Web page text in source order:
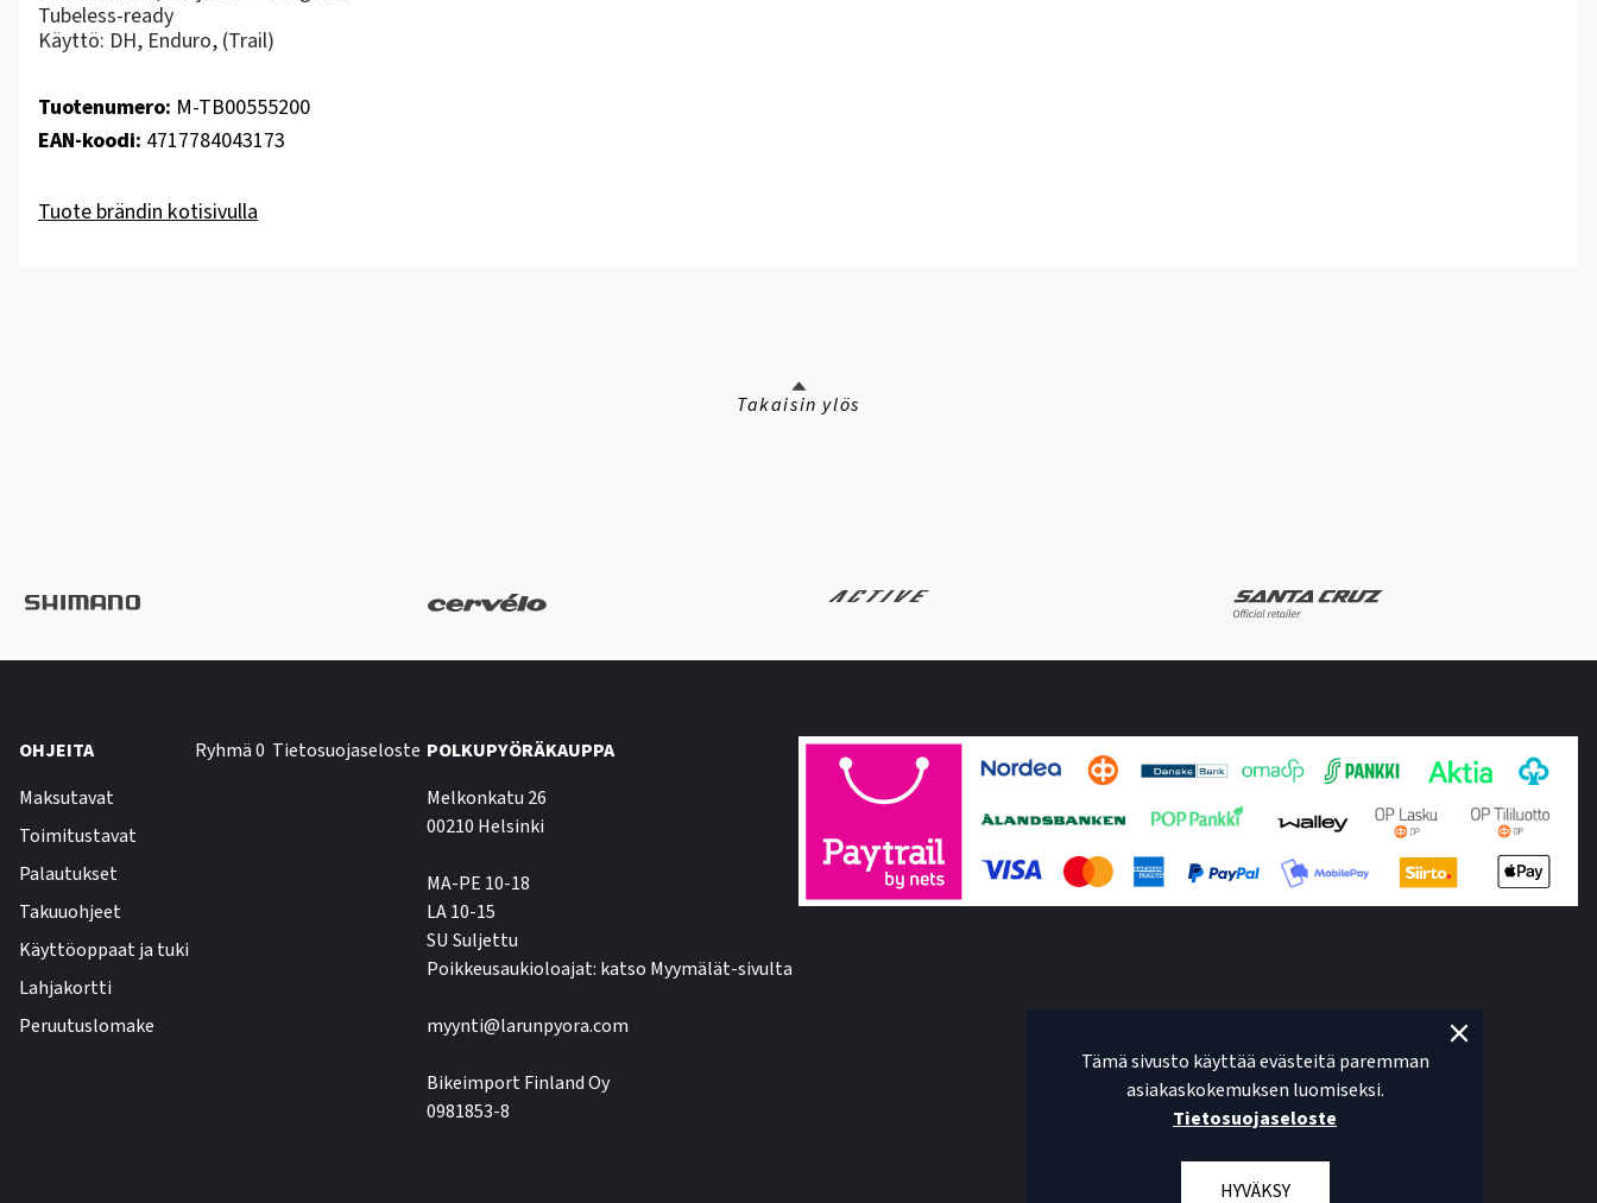
Tubeless-ready
Käyttö: DH, Enduro, (Trail)
Tuotenumero: M-TB00555200
EAN-koodi: 4717784043173
Tuote brändin kotisivulla
Takaisin ylös
OHJEITA
Maksutavat
Toimitustavat
Palautukset
Takuuohjeet
Käyttöoppaat ja tuki
Lahjakortti
Peruutuslomake
Ryhmä 0 Tietosuojaseloste POLKUPYÖRÄKAUPPA
Melkonkatu 26
00210 Helsinki
MA-PE 10-18
LA 10-15
SU Suljettu
Poikkeusaukioloajat: katso Myymälät-sivulta
myynti@larunpyora.com
Bikeimport Finland Oy
0981853-8
Tämä sivusto käyttää evästeitä paremman
asiakaskokemuksen luomiseksi.
Tietosuojaseloste
HYVÄKSY